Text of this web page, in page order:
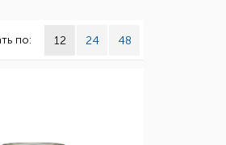
по: 12 24 48